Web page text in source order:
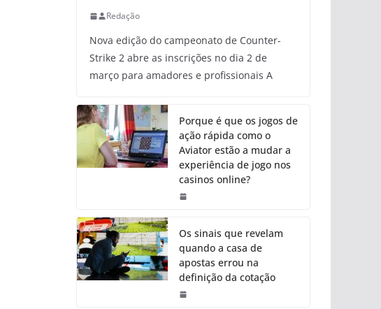
Redação
Nova edição do campeonato de Counter-
Strike 2 abre as inscrições no dia 2 de
março para amadores e profissionais A
Porque é que os jogos de
ação rápida como o
Aviator estão a mudar a
experiência de jogo nos
casinos online?
Os sinais que revelam
quando a casa de
apostas errou na
definição da cotação